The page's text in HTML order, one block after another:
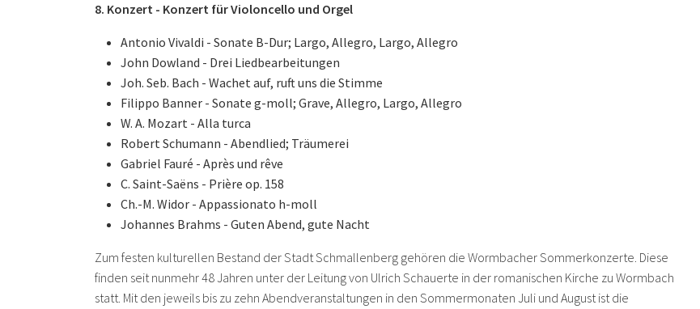
8. Konzert - Konzert für Violoncello und Orgel
Antonio Vivaldi - Sonate B-Dur; Largo, Allegro, Largo, Allegro
John Dowland - Drei Liedbearbeitungen
Joh. Seb. Bach - Wachet auf, ruft uns die Stimme
Filippo Banner - Sonate g-moll; Grave, Allegro, Largo, Allegro
W. A. Mozart - Alla turca
Robert Schumann - Abendlied; Träumerei
Gabriel Fauré - Après und rêve
C. Saint-Saëns - Prière op. 158
Ch.-M. Widor - Appassionato h-moll
Johannes Brahms - Guten Abend, gute Nacht
Zum festen kulturellen Bestand der Stadt Schmallenberg gehören die Wormbacher Sommerkonzerte. Diese
finden seit nunmehr 48 Jahren unter der Leitung von Ulrich Schauerte in der romanischen Kirche zu Wormbach
statt. Mit den jeweils bis zu zehn Abendveranstaltungen in den Sommermonaten Juli und August ist die